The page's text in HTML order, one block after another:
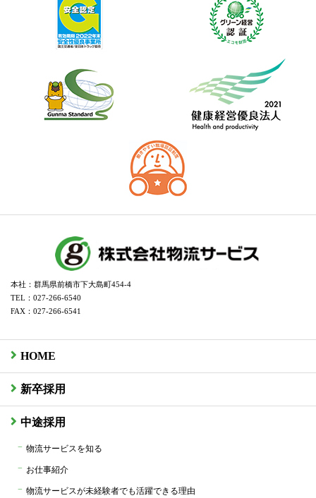
本社：群馬県前橋市下大島町454-4
TEL：027-266-6540
FAX：027-266-6541
HOME
新卒採用
中途採用
物流サービスを知る
お仕事紹介
物流サービスが未経験者でも活躍できる理由